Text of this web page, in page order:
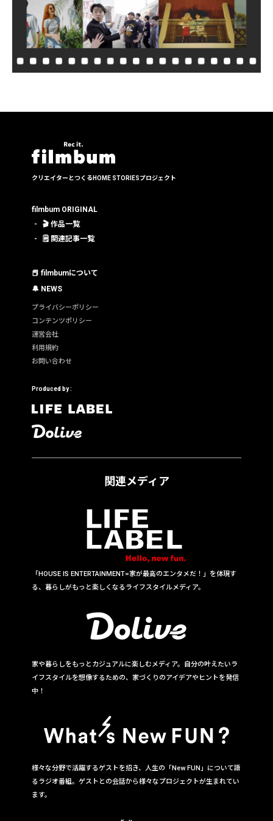
クリエイターとつくる HOME STORIESプロジェクト
filmbum ORIGINAL
🎬 作品一覧
🗒 関連記事一覧
📕 filmbumについて
🔔 NEWS
プライバシーポリシー
コンテンツポリシー
運営会社
利用規約
お問い合わせ
Produced by :
関連メディア
「HOUSE IS ENTERTAINMENT=家が最高のエンタメだ！」を体現す
る、暮らしがもっと楽しくなるライフスタイルメディア。
家や暮らしをもっとカジュアルに楽しむメディア。自分の叶えたいラ
イフスタイルを想像するための、家づくりのアイデアやヒントを発信
中！
様々な分野で活躍するゲストを招き、人生の「New FUN」について語
るラジオ番組。ゲストとの会話から様々なプロジェクトが生まれてい
ます。